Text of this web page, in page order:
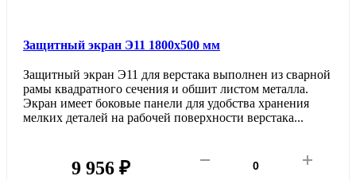
Защитный экран Э11 1800х500 мм
Защитный экран Э11 для верстака выполнен из сварной
рамы квадратного сечения и обшит листом металла.
Экран имеет боковые панели для удобства хранения
мелких деталей на рабочей поверхности верстака...
9 956 ₽